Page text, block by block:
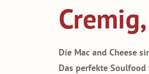
Die Mac and Cheese
Das perfekte